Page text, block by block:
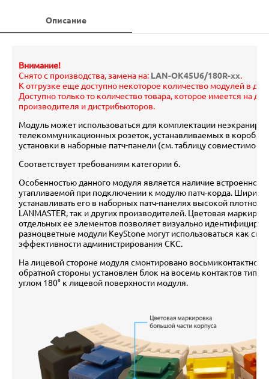
Описание
Внимание!
Снято с производства, замена на: LAN-OK45U6/180R-xx.
К отгрузке еще доступно некоторое количество модулей в
Доступно только то количество товара, которое имеется на
производителя и дистрибьюторов.
Модуль может использоваться для комплектации
телекоммуникационных розеток, устанавливаемых в короб, на
установки в наборные патч-панели (см. таблицу
Соответствует требованиям категории 6.
Особенностью данного модуля является наличие встроенной
утапливаемой при подключении к модулю патч-корда. Ширина
устанавливать его в наборных патч-панелях высокой
LANMASTER, так и других производителей. Цветовая
отдельных ее элементов позволяет визуально
разноцветные модули KeyStone могут использоваться как
эффективности администрирования СКС.
На лицевой стороне модуля смонтировано восьмиконтактное
обратной стороны установлен блок на восемь контактов типа
углом 180° к лицевой поверхности модуля.